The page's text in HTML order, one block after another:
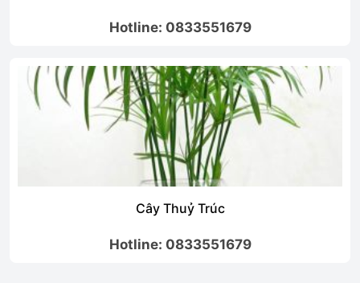
Hotline: 0833551679
Cây Thuỷ Trúc
Hotline: 0833551679